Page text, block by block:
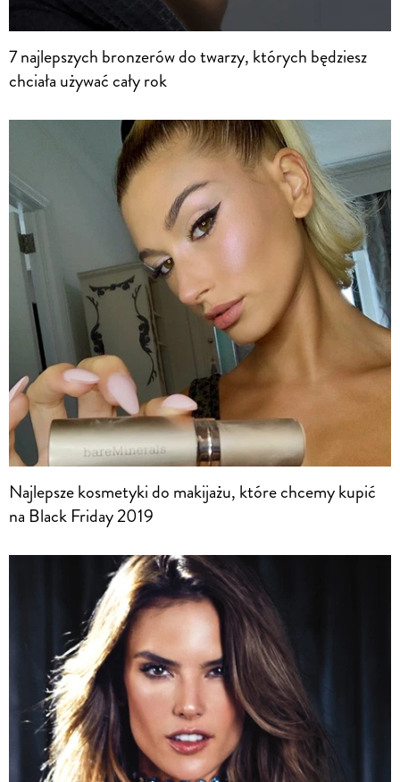
7 najlepszych bronzerów do twarzy, których będziesz
chciała używać cały rok
Najlepsze kosmetyki do makijażu, które chcemy kupić
na Black Friday 2019